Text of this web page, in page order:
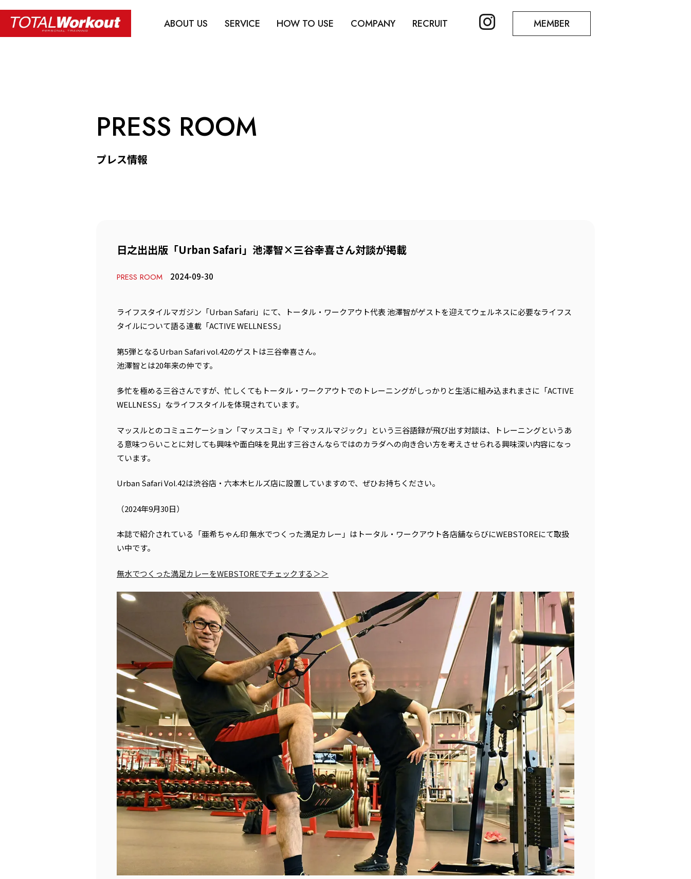
ABOUT US SERVICE HOW TO USE COMPANY RECRUIT MEMBER
PRESS ROOM
プレス情報
日之出出版「Urban Safari」池澤智×三谷幸喜さん対談が掲載
PRESS ROOM 2024-09-30
ライフスタイルマガジン「Urban Safari」にて、トータル・ワークアウト代表 池澤智がゲストを迎えてウェルネスに必要なライフス
タイルについて語る連載「ACTIVE WELLNESS」
第5弾となるUrban Safari vol.42のゲストは三谷幸喜さん。
池澤智とは20年来の仲です。
多忙を極める三谷さんですが、忙しくてもトータル・ワークアウトでのトレーニングがしっかりと生活に組み込まれまさに「ACTIVE
WELLNESS」なライフスタイルを体現されています。
マッスルとのコミュニケーション「マッスコミ」や「マッスルマジック」という三谷語録が飛び出す対談は、トレーニングというあ
る意味つらいことに対しても興味や面白味を見出す三谷さんならではのカラダへの向き合い方を考えさせられる興味深い内容になっ
ています。
Urban Safari Vol.42は渋谷店・六本木ヒルズ店に設置していますので、ぜひお持ちください。
（2024年9月30日）
本誌で紹介されている「亜希ちゃん印 無水でつくった満足カレー」はトータル・ワークアウト各店舗ならびにWEBSTOREにて取扱
い中です。
無水でつくった満足カレーをWEBSTOREでチェックする＞＞